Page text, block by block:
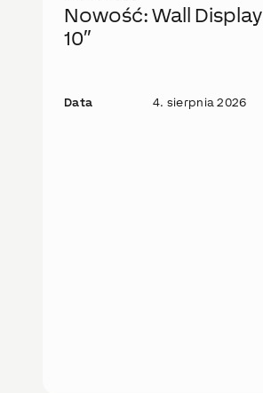
Nowość: Wall Display
10″
Data 4. sierpnia 2026